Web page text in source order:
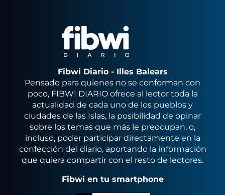
Fibwi Diario - Illes Balears
Pensado para quienes no se conforman con
poco, FIBWI DIARIO ofrece al lector toda la
actualidad de cada uno de los pueblos y
ciudades de las Islas, la posibilidad de opinar
sobre los temas que más le preocupan, o,
incluso, poder participar directamente en la
confección del diario, aportando la información
que quiera compartir con el resto de lectores.
Fibwi en tu smartphone